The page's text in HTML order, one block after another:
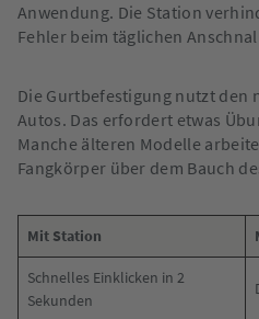
Anwendung. Die Station
Fehler beim täglichen
Die Gurtbefestigung nutzt den
Autos. Das erfordert etwas
Manche älteren Modelle
Fangkörper über dem Bauch
Mit Station
Schnelles Einklicken in 2
Sekunden